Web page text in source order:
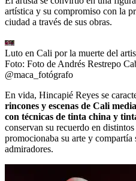
artística y su compromiso con la
ciudad a través de sus obras.
Luto en Cali por la muerte del
Foto: Foto de Andrés Restrepo
@maca_fotógrafo
En vida, Hincapié Reyes se
rincones y escenas de Cali
con técnicas de tinta china y
conservan su recuerdo en
promocionaba su arte y compartía
admiradores.